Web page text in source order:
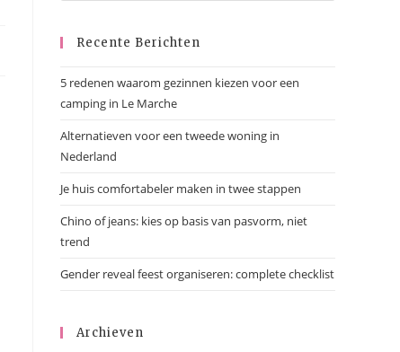
Recente Berichten
5 redenen waarom gezinnen kiezen voor een
camping in Le Marche
Alternatieven voor een tweede woning in
Nederland
Je huis comfortabeler maken in twee stappen
Chino of jeans: kies op basis van pasvorm, niet
trend
Gender reveal feest organiseren: complete checklist
Archieven